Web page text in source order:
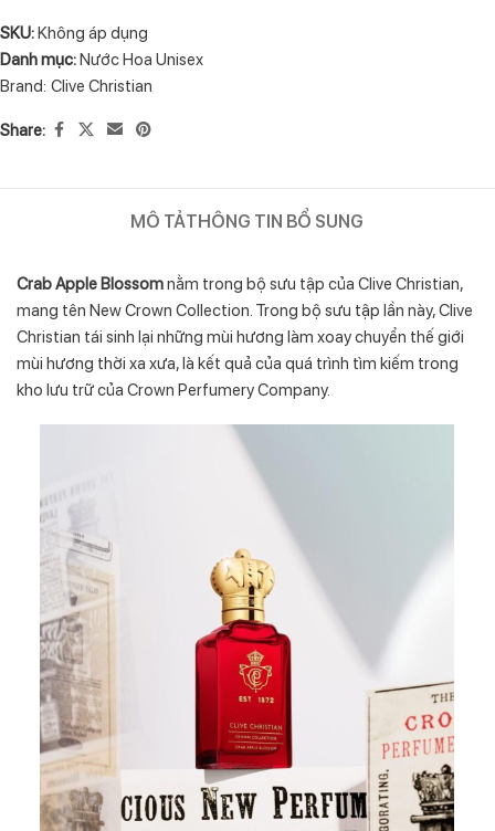
SKU:Không áp dụng
Danh mục:Nước Hoa Unisex
Brand: Clive Christian
Share:
MÔ TẢTHÔNG TIN BỔ SUNG
Crab Apple Blossomnằm trong bộ sưu tập của Clive Christian,
mang tên New Crown Collection. Trong bộ sưu tập lần này, Clive
Christian tái sinh lại những mùi hương làm xoay chuyển thế giới
mùi hương thời xa xưa, là kết quả của quá trình tìm kiếm trong
kho lưu trữ của Crown Perfumery Company.